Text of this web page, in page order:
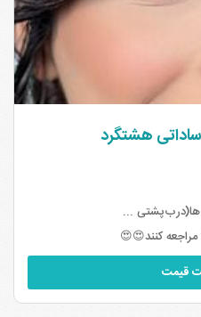
هشتگرد
ها(درب‌پشتی ...
قیمت